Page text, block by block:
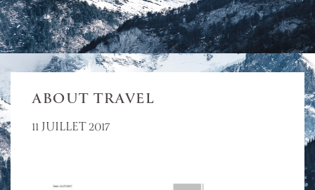
ABOUT TRAVEL
11 JUILLET 2017